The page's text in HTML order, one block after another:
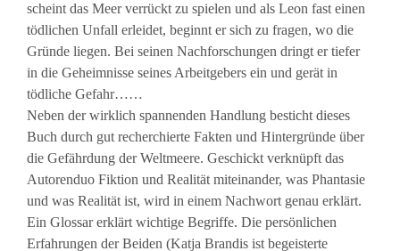
scheint das Meer verrückt zu spielen und als Leon fast einen
tödlichen Unfall erleidet, beginnt er sich zu fragen, wo die
Gründe liegen. Bei seinen Nachforschungen dringt er tiefer
in die Geheimnisse seines Arbeitgebers ein und gerät in
tödliche Gefahr……
Neben der wirklich spannenden Handlung besticht dieses
Buch durch gut recherchierte Fakten und Hintergründe über
die Gefährdung der Weltmeere. Geschickt verknüpft das
Autorenduo Fiktion und Realität miteinander, was Phantasie
und was Realität ist, wird in einem Nachwort genau erklärt.
Ein Glossar erklärt wichtige Begriffe. Die persönlichen
Erfahrungen der Beiden (Katja Brandis ist begeisterte